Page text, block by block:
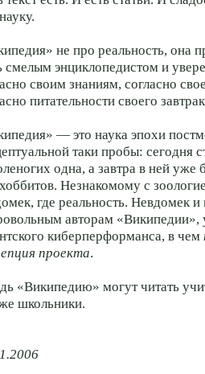
не про реальность, она
смелым энциклопедистом и
своим знаниям, согласно
питательности своего
— это наука эпохи
таки пробы: сегодня
одна, а завтра в ней уже
Незнакомому с
где реальность. Невдомек
авторам «Википедии»,
киберперформанса, в чем
проекта.
«Википедию» могут читать
школьники.